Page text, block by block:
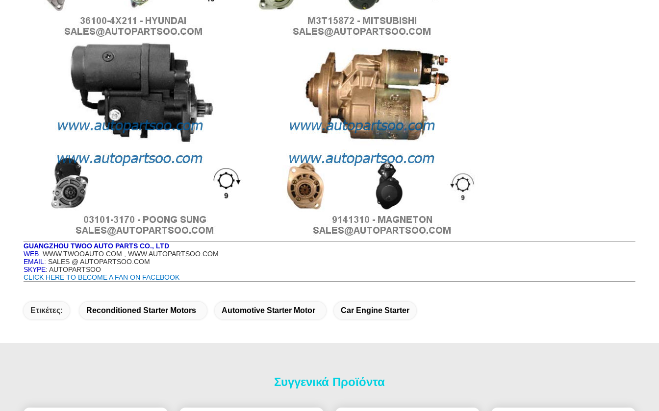
GUANGZHOU TWOO AUTO PARTS CO., LTD
WEB: WWW.TWOOAUTO.COM , WWW.AUTOPARTSOO.COM
EMAIL : SALES @ AUTOPARTSOO.COM
SKYPE: AUTOPARTSOO
CLICK HERE TO BECOME A FAN ON FACEBOOK
Ετικέτες: Reconditioned Starter Motors Automotive Starter Motor Car Engine Starter
Συγγενικά Προϊόντα